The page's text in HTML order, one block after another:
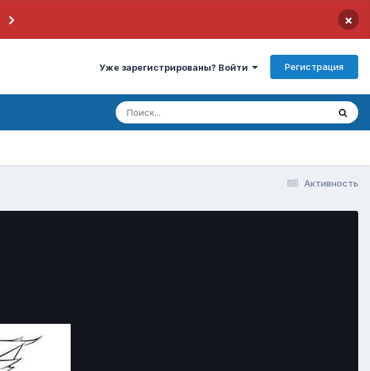
×
Уже зарегистрированы? Войти Регистрация
Активность